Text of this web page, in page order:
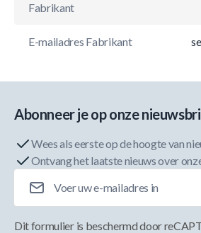
Fabrikant
E-mailadres Fabrikant
Abonneer je op onze
Wees als eerste op de hoogte van
Ontvang het laatste nieuws over
Dit formulier is beschermd door